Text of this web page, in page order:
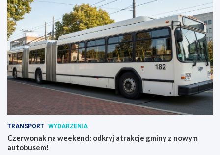
TRANSPORT WYDARZENIA
Czerwonak na weekend: odkryj atrakcje gminy z nowym
autobusem!